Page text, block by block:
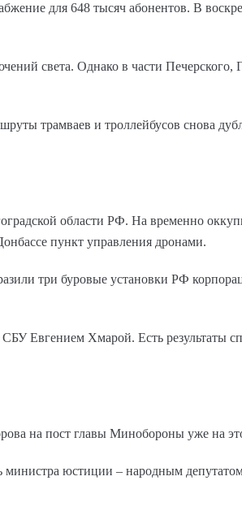
для 648 тысяч абонентов. В
света. Однако в части Печерского,
трамваев и троллейбусов снова
области РФ. На временно
пункт управления дронами.
три буровые установки РФ
Евгением Хмарой. Есть результаты
на пост главы Минобороны уже на
министра юстиции – народным